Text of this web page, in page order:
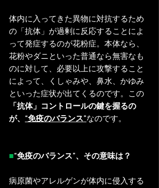
体内に入ってきた異物に対抗するため
の「抗体」が過剰に反応することによ
って発症するのが花粉症。本体なら、
花粉やダニといった普通なら無害なも
のに対して、必要以上に攻撃すること
によって、くしゃみや、鼻水、かゆみ
といった症状が出てくるのです。この
「抗体」コントロールの鍵を握るの
が、 “免疫のバランス”なのです。
■“免疫のバランス”、その意味は？
病原菌やアレルゲンが体内に侵入する